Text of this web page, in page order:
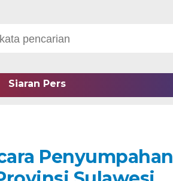
Siaran Pers
Penyumpahan